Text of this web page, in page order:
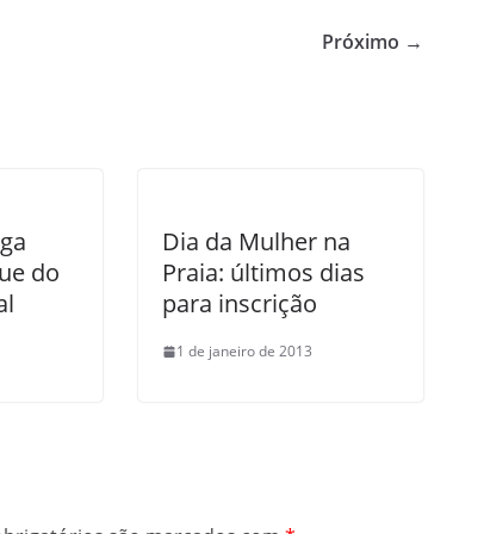
Próximo →
do
Dia da Mulher na
Praia: últimos dias
para inscrição
1 de janeiro de 2013